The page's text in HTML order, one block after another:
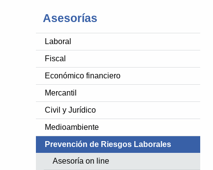
Asesorías
Laboral
Fiscal
Económico financiero
Mercantil
Civil y Jurídico
Medioambiente
Prevención de Riesgos Laborales
Asesoría on line